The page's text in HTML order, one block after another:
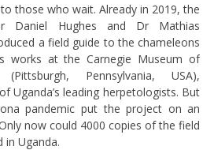
those who wait. Already in 2019, the
Daniel Hughes and Dr Mathias
a field guide to the chameleons
works at the Carnegie Museum of
Pennsylvania, USA),
Uganda’s leading herpetologists. But
pandemic put the project on an
now could 4000 copies of the field
in Uganda.